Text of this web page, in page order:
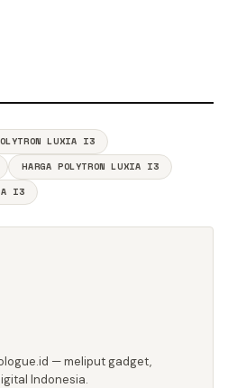
LUXIA I3
HARGA POLYTRON LUXIA I3
I3
— meliput gadget,
Indonesia.